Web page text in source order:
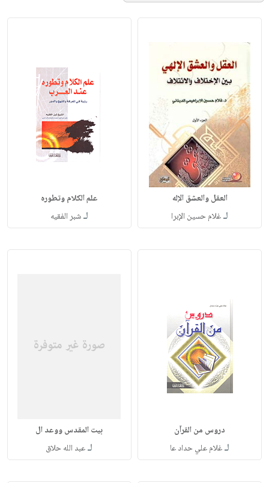
العقل والعشق الإله
لـغلام حسين الإبرا
علم الكلام وتطوره
لـشبر الفقيه
دروس من القرآن
لـغلام علي حداد عا
بيت المقدس ووعد ال
لـعبد الله حلاق